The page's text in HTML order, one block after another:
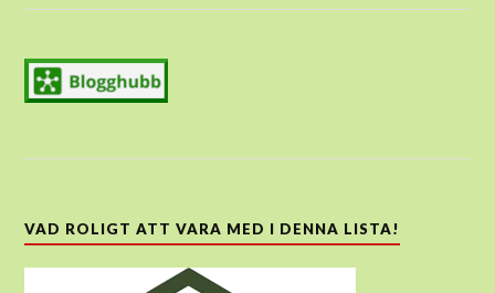
VAD ROLIGT ATT VARA MED I DENNA LISTA!